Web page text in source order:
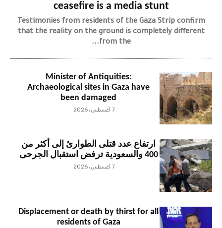
ceasefire is a media stunt
Testimonies from residents of the Gaza Strip confirm
that the reality on the ground is completely different
from the...
Minister of Antiquities:
Archaeological sites in Gaza have
been damaged
7 أغسطس، 2026
ارتفاع عدد قتلى الطوارئ إلى أكثر من
400 والسعودية ترفض استقبال الجرحى
7 أغسطس، 2026
Displacement or death by thirst for all
residents of Gaza